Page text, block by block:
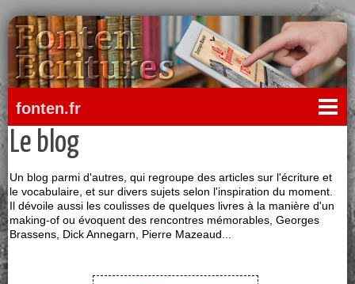
fonten.fr
Le blog
Un blog parmi d'autres, qui regroupe des articles sur l'écriture et
le vocabulaire, et sur divers sujets selon l'inspiration du moment.
Il dévoile aussi les coulisses de quelques livres à la manière d'un
making-of ou évoquent des rencontres mémorables, Georges
Brassens, Dick Annegarn, Pierre Mazeaud...